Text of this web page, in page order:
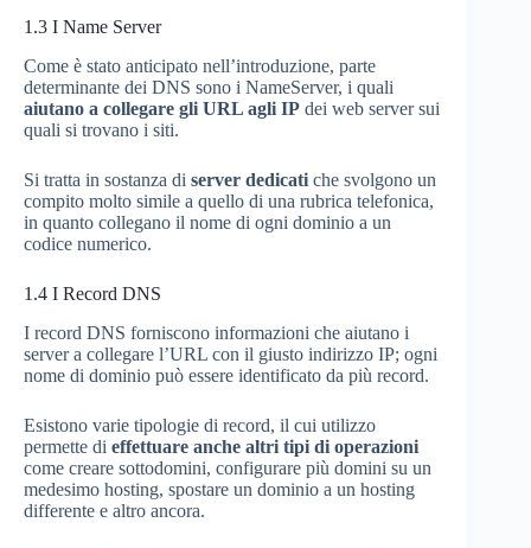
1.3 I Name Server
Come è stato anticipato nell’introduzione, parte
determinante dei DNS sono i NameServer, i quali
aiutano a collegare gli URL agli IP dei web server sui
quali si trovano i siti.
Si tratta in sostanza di server dedicati che svolgono un
compito molto simile a quello di una rubrica telefonica,
in quanto collegano il nome di ogni dominio a un
codice numerico.
1.4 I Record DNS
I record DNS forniscono informazioni che aiutano i
server a collegare l’URL con il giusto indirizzo IP; ogni
nome di dominio può essere identificato da più record.
Esistono varie tipologie di record, il cui utilizzo
permette di effettuare anche altri tipi di operazioni
come creare sottodomini, configurare più domini su un
medesimo hosting, spostare un dominio a un hosting
differente e altro ancora.